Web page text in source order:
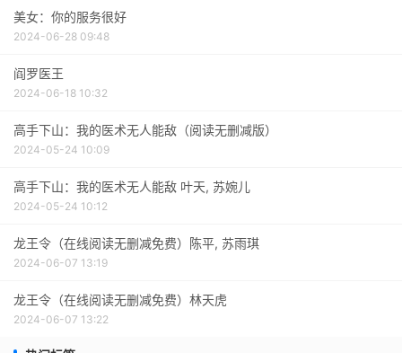
美女：你的服务很好
2024-06-28 09:48
阎罗医王
2024-06-18 10:32
高手下山：我的医术无人能敌（阅读无删减版）
2024-05-24 10:09
高手下山：我的医术无人能敌 叶天, 苏婉儿
2024-05-24 10:12
龙王令（在线阅读无删减免费）陈平, 苏雨琪
2024-06-07 13:19
龙王令（在线阅读无删减免费）林天虎
2024-06-07 13:22